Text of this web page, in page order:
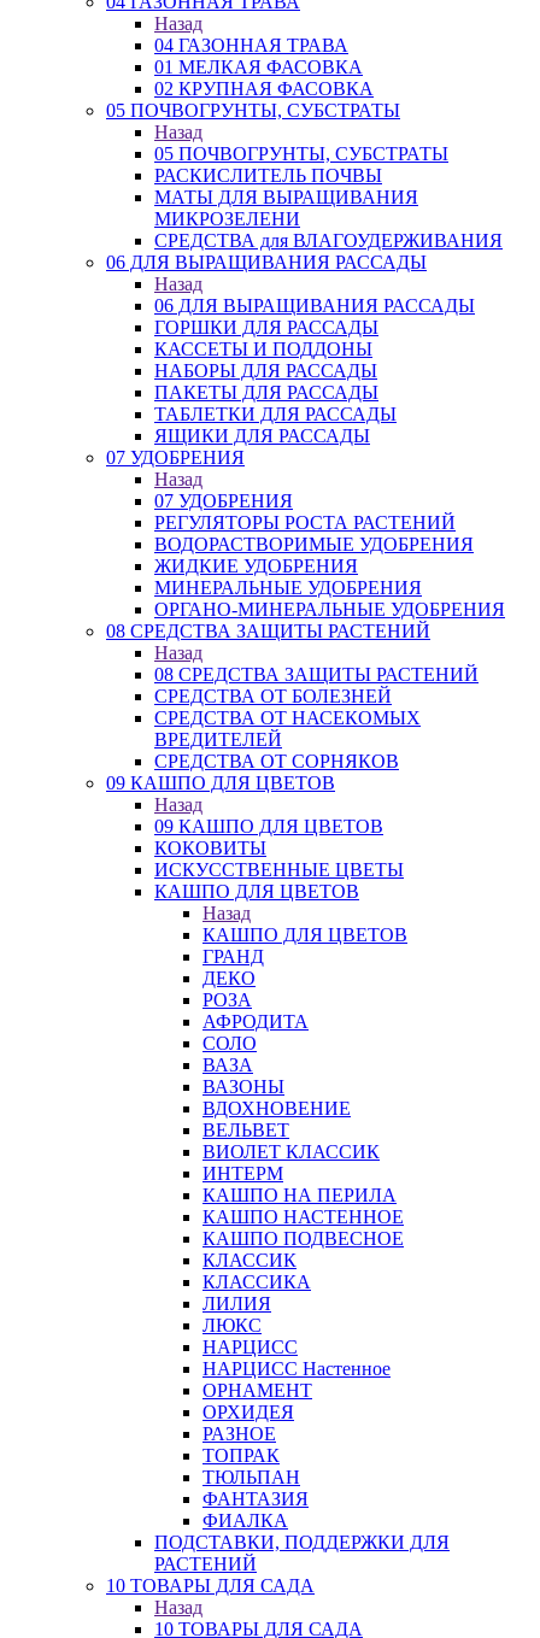
Назад
04 ГАЗОННАЯ ТРАВА
01 МЕЛКАЯ ФАСОВКА
02 КРУПНАЯ ФАСОВКА
05 ПОЧВОГРУНТЫ, СУБСТРАТЫ
Назад
05 ПОЧВОГРУНТЫ, СУБСТРАТЫ
РАСКИСЛИТЕЛЬ ПОЧВЫ
МАТЫ ДЛЯ ВЫРАЩИВАНИЯ
МИКРОЗЕЛЕНИ
СРЕДСТВА для ВЛАГОУДЕРЖИВАНИЯ
06 ДЛЯ ВЫРАЩИВАНИЯ РАССАДЫ
Назад
06 ДЛЯ ВЫРАЩИВАНИЯ РАССАДЫ
ГОРШКИ ДЛЯ РАССАДЫ
КАССЕТЫ И ПОДДОНЫ
НАБОРЫ ДЛЯ РАССАДЫ
ПАКЕТЫ ДЛЯ РАССАДЫ
ТАБЛЕТКИ ДЛЯ РАССАДЫ
ЯЩИКИ ДЛЯ РАССАДЫ
07 УДОБРЕНИЯ
Назад
07 УДОБРЕНИЯ
РЕГУЛЯТОРЫ РОСТА РАСТЕНИЙ
ВОДОРАСТВОРИМЫЕ УДОБРЕНИЯ
ЖИДКИЕ УДОБРЕНИЯ
МИНЕРАЛЬНЫЕ УДОБРЕНИЯ
ОРГАНО-МИНЕРАЛЬНЫЕ УДОБРЕНИЯ
08 СРЕДСТВА ЗАЩИТЫ РАСТЕНИЙ
Назад
08 СРЕДСТВА ЗАЩИТЫ РАСТЕНИЙ
СРЕДСТВА ОТ БОЛЕЗНЕЙ
СРЕДСТВА ОТ НАСЕКОМЫХ
ВРЕДИТЕЛЕЙ
СРЕДСТВА ОТ СОРНЯКОВ
09 КАШПО ДЛЯ ЦВЕТОВ
Назад
09 КАШПО ДЛЯ ЦВЕТОВ
КОКОВИТЫ
ИСКУССТВЕННЫЕ ЦВЕТЫ
КАШПО ДЛЯ ЦВЕТОВ
Назад
КАШПО ДЛЯ ЦВЕТОВ
ГРАНД
ДЕКО
РОЗА
АФРОДИТА
СОЛО
ВАЗА
ВАЗОНЫ
ВДОХНОВЕНИЕ
ВЕЛЬВЕТ
ВИОЛЕТ КЛАССИК
ИНТЕРМ
КАШПО НА ПЕРИЛА
КАШПО НАСТЕННОЕ
КАШПО ПОДВЕСНОЕ
КЛАССИК
КЛАССИКА
ЛИЛИЯ
ЛЮКС
НАРЦИСС
НАРЦИСС Настенное
ОРНАМЕНТ
ОРХИДЕЯ
РАЗНОЕ
ТОПРАК
ТЮЛЬПАН
ФАНТАЗИЯ
ФИАЛКА
ПОДСТАВКИ, ПОДДЕРЖКИ ДЛЯ
РАСТЕНИЙ
10 ТОВАРЫ ДЛЯ САДА
Назад
10 ТОВАРЫ ДЛЯ САДА